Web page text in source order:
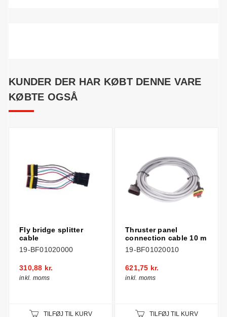
KUNDER DER HAR KØBT DENNE VARE
KØBTE OGSÅ
Fly bridge splitter
cable
19-BF01020000
310,88 kr.
inkl. moms
TILFØJ TIL KURV
Thruster panel
connection cable 10 m
19-BF01020010
621,75 kr.
inkl. moms
TILFØJ TIL KURV